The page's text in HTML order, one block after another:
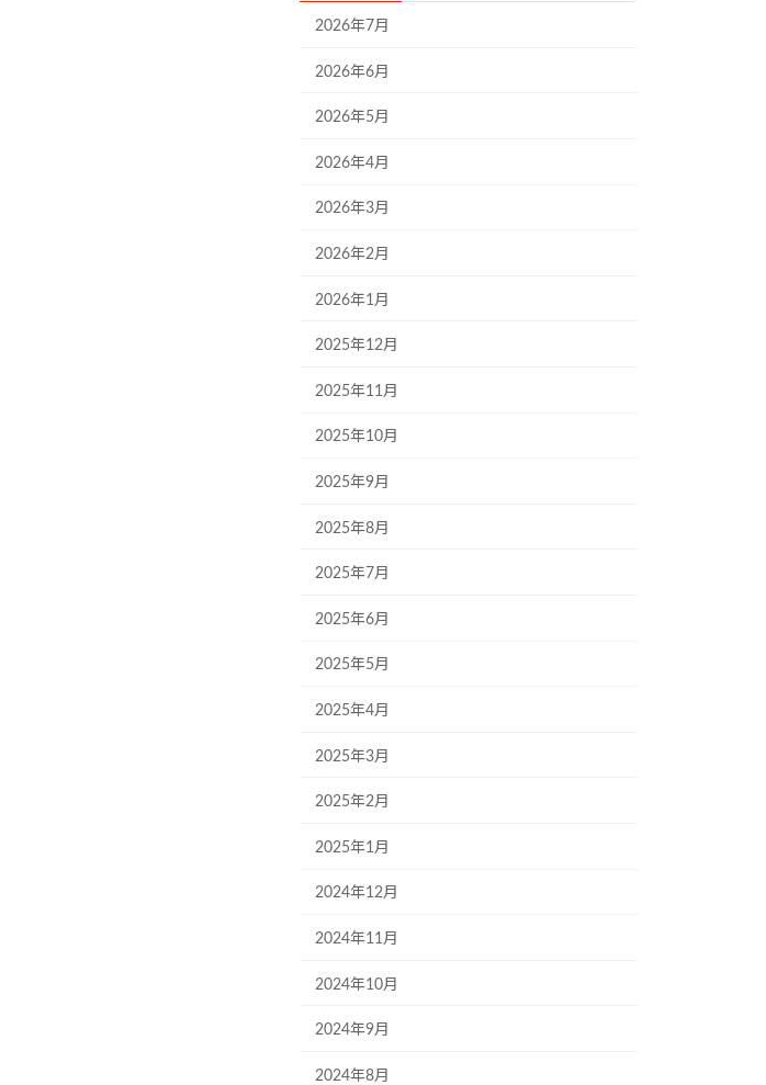
2026年7月
2026年6月
2026年5月
2026年4月
2026年3月
2026年2月
2026年1月
2025年12月
2025年11月
2025年10月
2025年9月
2025年8月
2025年7月
2025年6月
2025年5月
2025年4月
2025年3月
2025年2月
2025年1月
2024年12月
2024年11月
2024年10月
2024年9月
2024年8月